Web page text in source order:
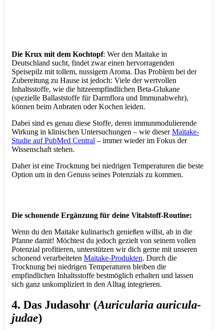
Die Krux mit dem Kochtopf: Wer den Maitake in
Deutschland sucht, findet zwar einen hervorragenden
Speisepilz mit tollem, nussigem Aroma. Das Problem bei der
Zubereitung zu Hause ist jedoch: Viele der wertvollen
Inhaltsstoffe, wie die hitzeempfindlichen Beta-Glukane
(spezielle Ballaststoffe für Darmflora und Immunabwehr),
können beim Anbraten oder Kochen leiden.
Dabei sind es genau diese Stoffe, deren immunmodulierende
Wirkung in klinischen Untersuchungen – wie dieserMaitake-
Studie auf PubMed Central – immer wieder im Fokus der
Wissenschaft stehen.
Daher ist eine Trocknung bei niedrigen Temperaturen die beste
Option um in den Genuss seines Potenzials zu kommen.
Die schonende Ergänzung für deine Vitalstoff-Routine:
Wenn du den Maitake kulinarisch genießen willst, ab in die
Pfanne damit! Möchtest du jedoch gezielt von seinem vollen
Potenzial profitieren, unterstützen wir dich gerne mit unseren
schonend verarbeiteten Maitake-Produkten. Durch die
Trocknung bei niedrigen Temperaturen bleiben die
empfindlichen Inhaltsstoffe bestmöglich erhalten und lassen
sich ganz unkompliziert in den Alltag integrieren.
4. Das Judasohr (Auricularia auricula-
judae)